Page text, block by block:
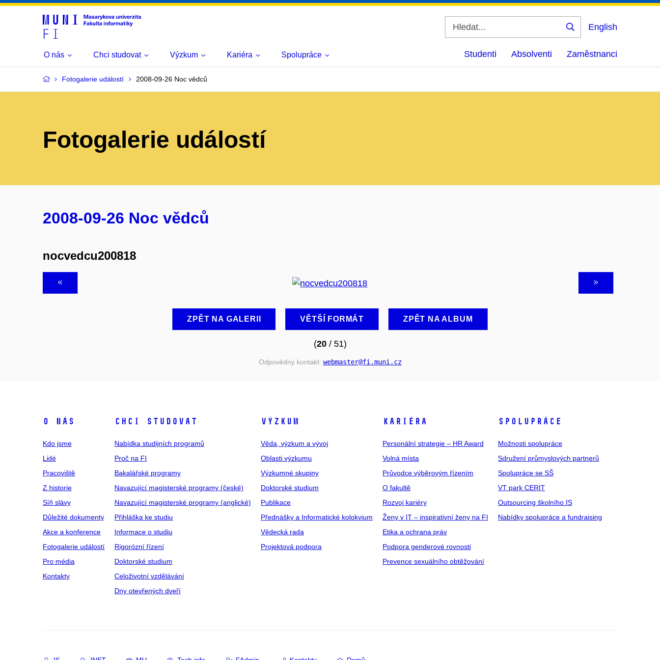
Vyhledat
English
O nás Chci studovat Výzkum Kariéra Spolupráce Studenti Absolventi Zaměstnanci
Fotogalerie událostí 2008-09-26 Noc vědců
Fotogalerie událostí
2008-09-26 Noc vědců
nocvedcu200818
ZPĚT NA GALERII VĚTŠÍ FORMÁT ZPĚT NA ALBUM
(20/ 51)
Odpovědný kontakt: webmaster@fi .muni .cz
O NÁS
Kdo jsme
Lidé
Pracoviště
Z historie
Síň slávy
Důležité dokumenty
Akce a konference
Fotogalerie událostí
Pro média
Kontakty
CHCI STUDOVAT
Nabídka studijních programů
Proč na FI
Bakalářské programy
Navazující magisterské programy (české)
Navazující magisterské programy (anglické)
Přihláška ke studiu
Informace o studiu
Rigorózní řízení
Doktorské studium
Celoživotní vzdělávání
Dny otevřených dveří
VÝZKUM
Věda, výzkum a vývoj
Oblasti výzkumu
Výzkumné skupiny
Doktorské studium
Publikace
Přednášky a Informatické kolokvium
Vědecká rada
Projektová podpora
KARIÉRA
Personální strategie – HR Award
Volná místa
Průvodce výběrovým řízením
O fakultě
Rozvoj kariéry
Ženy v IT – inspirativní ženy na FI
Etika a ochrana práv
Podpora genderové rovnosti
Prevence sexuálního obtěžování
SPOLUPRÁCE
Možnosti spolupráce
Sdružení průmyslových partnerů
Spolupráce se SŠ
VT park CERIT
Outsourcing školního IS
Nabídky spolupráce a fundraising